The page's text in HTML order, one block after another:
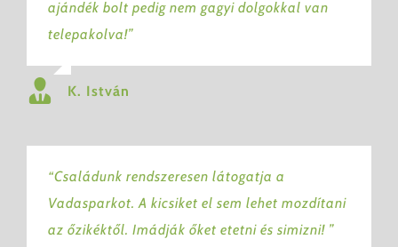
ajándék bolt pedig nem gagyi dolgokkal van
telepakolva!”
K. István
“Családunk rendszeresen látogatja a
Vadasparkot. A kicsiket el sem lehet mozdítani
az őzikéktől. Imádják őket etetni és simizni! ”